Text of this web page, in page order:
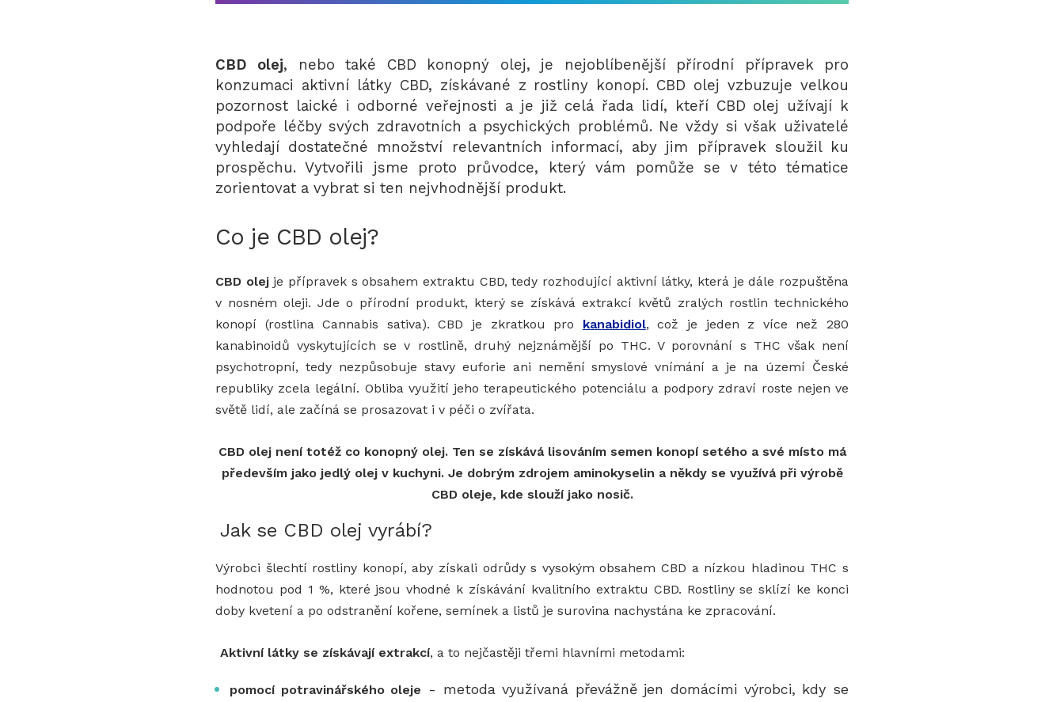
CBD olej, nebo také CBD konopný olej, je nejoblíbenější přírodní přípravek pro
konzumaci aktivní látky CBD, získávané z rostliny konopí. CBD olej vzbuzuje velkou
pozornost laické i odborné veřejnosti a je již celá řada lidí, kteří CBD olej užívají k
podpoře léčby svých zdravotních a psychických problémů. Ne vždy si však uživatelé
vyhledají dostatečné množství relevantních informací, aby jim přípravek sloužil ku
prospěchu. Vytvořili jsme proto průvodce, který vám pomůže se v této tématice
zorientovat a vybrat si ten nejvhodnější produkt.
Co je CBD olej?
CBD olejje přípravek s obsahem extraktu CBD, tedy rozhodující aktivní látky, která je dále rozpuštěna
v nosném oleji. Jde o přírodní produkt, který se získává extrakcí květů zralých rostlin technického
konopí (rostlina Cannabis sativa). CBD je zkratkou pro kanabidiol, což je jeden z více než 280
kanabinoidů vyskytujících se v rostlině, druhý nejznámější po THC. V porovnání s THC všaknení
psychotropní, tedy nezpůsobuje stavy euforie ani nemění smyslové vnímánía je na území České
republiky zcela legální. Obliba využití jeho terapeutického potenciálu a podpory zdraví roste nejen ve
světě lidí, ale začíná se prosazovat i v péči o zvířata.
CBD olej není totéž co konopný olej. Ten se získává lisováním semen konopí setého a své místo má
především jako jedlý olej v kuchyni. Je dobrým zdrojem aminokyselin a někdy se využívá při výrobě
CBD oleje, kde slouží jako nosič.
Jak se CBD olej vyrábí?
Výrobci šlechtí rostliny konopí, aby získali odrůdy s vysokým obsahem CBD a nízkou hladinou THC s
hodnotou pod 1 %, které jsou vhodné k získávání kvalitního extraktu CBD. Rostliny se sklízí ke konci
doby kvetení a po odstranění kořene, semínek a listů je surovina nachystána ke zpracování.
Aktivní látky se získávají extrakcí, a to nejčastěji třemi hlavními metodami:
pomocí potravinářského oleje
- metoda využívaná převážně jen domácími výrobci, kdy se